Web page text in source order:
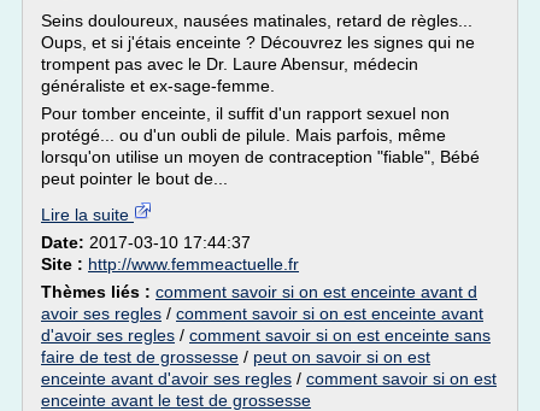
Seins douloureux, nausées matinales, retard de règles...
Oups, et si j'étais enceinte ? Découvrez les signes qui ne
trompent pas avec le Dr. Laure Abensur, médecin
généraliste et ex-sage-femme.
Pour tomber enceinte, il suffit d'un rapport sexuel non
protégé... ou d'un oubli de pilule. Mais parfois, même
lorsqu'on utilise un moyen de contraception "fiable", Bébé
peut pointer le bout de...
Lire la suite
Date: 2017-03-10 17:44:37
Site : http://www.femmeactuelle.fr
Thèmes liés : comment savoir si on est enceinte avant d
avoir ses regles / comment savoir si on est enceinte avant
d'avoir ses regles / comment savoir si on est enceinte sans
faire de test de grossesse / peut on savoir si on est
enceinte avant d'avoir ses regles / comment savoir si on est
enceinte avant le test de grossesse